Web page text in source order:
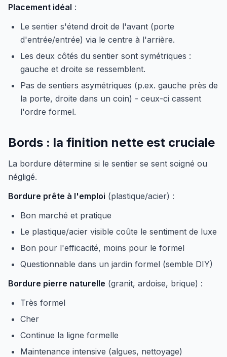
Placement idéal :
Le sentier s'étend droit de l'avant (porte
d'entrée/entrée) via le centre à l'arrière.
Les deux côtés du sentier sont symétriques :
gauche et droite se ressemblent.
Pas de sentiers asymétriques (p.ex. gauche près de
la porte, droite dans un coin) - ceux-ci cassent
l'ordre formel.
Bords : la finition nette est cruciale
La bordure détermine si le sentier se sent soigné ou
négligé.
Bordure prête à l'emploi (plastique/acier) :
Bon marché et pratique
Le plastique/acier visible coûte le sentiment de luxe
Bon pour l'efficacité, moins pour le formel
Questionnable dans un jardin formel (semble DIY)
Bordure pierre naturelle (granit, ardoise, brique) :
Très formel
Cher
Continue la ligne formelle
Maintenance intensive (algues, nettoyage)